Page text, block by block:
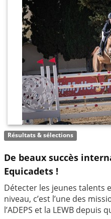
Résultats & sélections
De beaux succès
Equicadets !
Détecter les jeunes talents
niveau, c’est l’une des
l’ADEPS et la LEWB depuis